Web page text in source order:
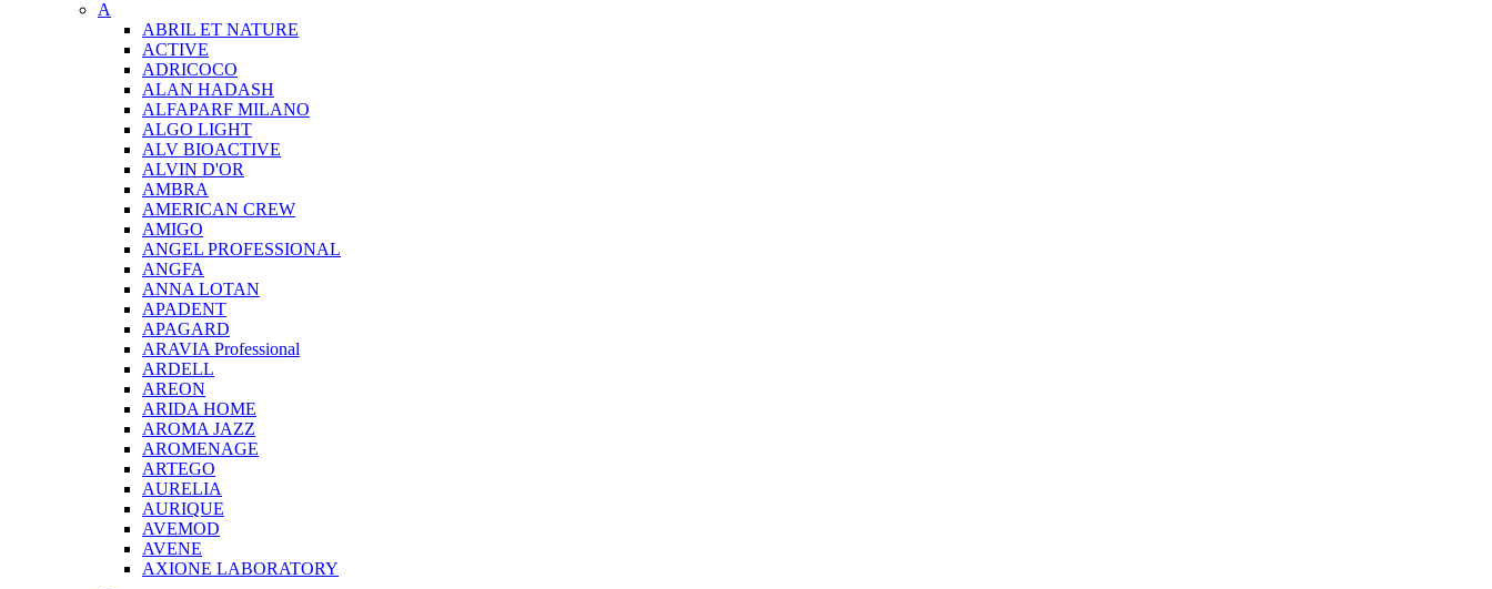
A
ABRIL ET NATURE
ACTIVE
ADRICOCO
ALAN HADASH
ALFAPARF MILANO
ALGO LIGHT
ALV BIOACTIVE
ALVIN D'OR
AMBRA
AMERICAN CREW
AMIGO
ANGEL PROFESSIONAL
ANGFA
ANNA LOTAN
APADENT
APAGARD
ARAVIA Professional
ARDELL
AREON
ARIDA HOME
AROMA JAZZ
AROMENAGE
ARTEGO
AURELIA
AURIQUE
AVEMOD
AVENE
AXIONE LABORATORY